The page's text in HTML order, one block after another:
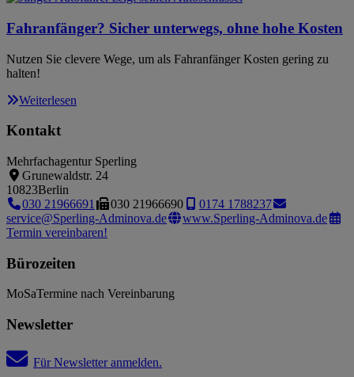
Fahranfänger? Sicher unterwegs, ohne hohe Kosten
Nutzen Sie clevere Wege, um als Fahranfänger Kosten gering zu
halten!
Weiterlesen
Kontakt
Mehrfachagentur Sperling
Grunewaldstr. 24
10823Berlin
030 21966691
030 21966690
0174 1788237
service@Sperling-Adminova.de
www.Sperling-Adminova.de
Termin vereinbaren!
Bürozeiten
MoSaTermine nach Vereinbarung
Newsletter
Für Newsletter anmelden.